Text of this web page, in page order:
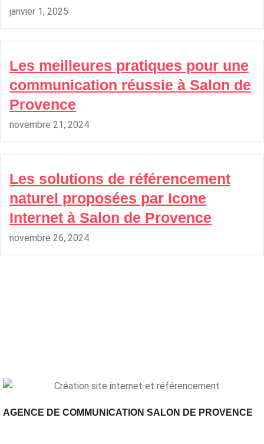
janvier 1, 2025
Les meilleures pratiques pour une
communication réussie à Salon de
Provence
novembre 21, 2024
Les solutions de référencement
naturel proposées par Icone
Internet à Salon de Provence
novembre 26, 2024
AGENCE DE COMMUNICATION SALON DE PROVENCE